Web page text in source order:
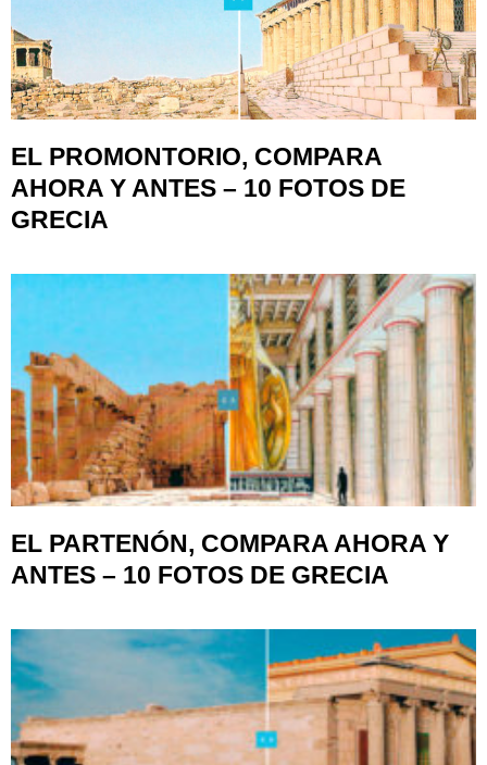
EL PROMONTORIO, COMPARA
AHORA Y ANTES – 10 FOTOS DE
GRECIA
EL PARTENÓN, COMPARA AHORA Y
ANTES – 10 FOTOS DE GRECIA